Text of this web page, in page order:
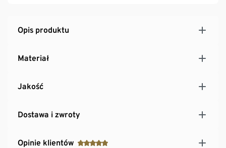
Opis produktu
Materiał
Jakość
Dostawa i zwroty
Opinie klientów